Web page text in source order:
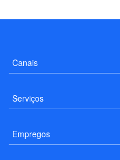
Canais
Serviços
Empregos